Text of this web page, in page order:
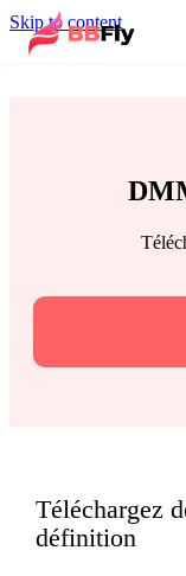
Skip to content
Téléchargez
définition